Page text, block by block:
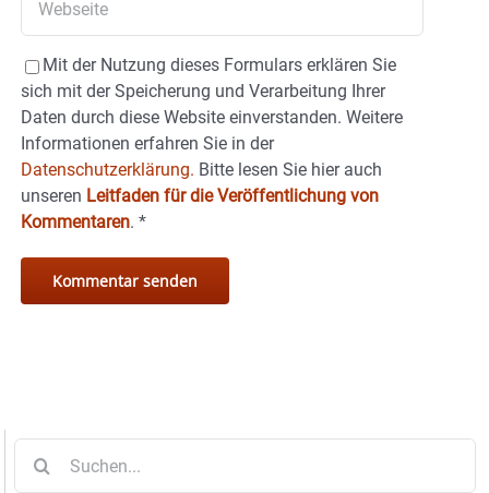
Mit der Nutzung dieses Formulars erklären Sie
sich mit der Speicherung und Verarbeitung Ihrer
Daten durch diese Website einverstanden. Weitere
Informationen erfahren Sie in der
Datenschutzerklärung. Bitte lesen Sie hier auch
unseren Leitfaden für die Veröffentlichung von
Kommentaren. *
nach: